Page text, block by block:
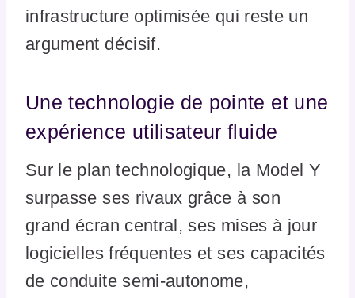
infrastructure optimisée qui reste un
argument décisif.
Une technologie de pointe et une
expérience utilisateur fluide
Sur le plan technologique, la Model Y
surpasse ses rivaux grâce à son
grand écran central, ses mises à jour
logicielles fréquentes et ses capacités
de conduite semi-autonome,